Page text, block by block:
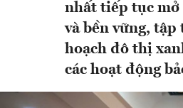
nhất tiếp tục mở
và bền vững,
hoạch đô thị
các hoạt động